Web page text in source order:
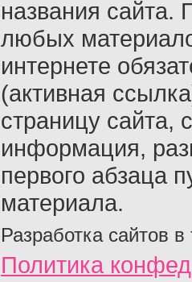
названия сайта.
любых
интернете
(активная
страницу сайта,
информация,
первого абзаца
материала.
Разработка сайтов в
Политика